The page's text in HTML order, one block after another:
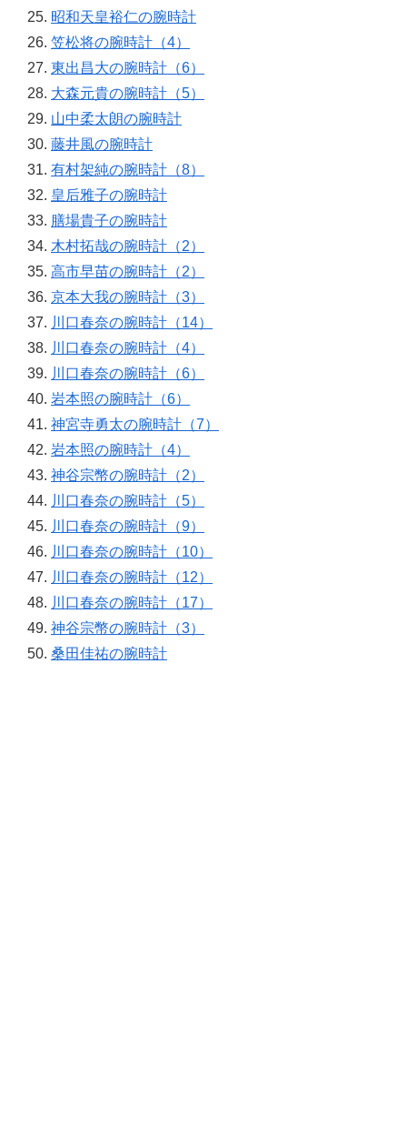
昭和天皇裕仁の腕時計
笠松将の腕時計（4）
東出昌大の腕時計（6）
大森元貴の腕時計（5）
山中柔太朗の腕時計
藤井風の腕時計
有村架純の腕時計（8）
皇后雅子の腕時計
膳場貴子の腕時計
木村拓哉の腕時計（2）
高市早苗の腕時計（2）
京本大我の腕時計（3）
川口春奈の腕時計（14）
川口春奈の腕時計（4）
川口春奈の腕時計（6）
岩本照の腕時計（6）
神宮寺勇太の腕時計（7）
岩本照の腕時計（4）
神谷宗幣の腕時計（2）
川口春奈の腕時計（5）
川口春奈の腕時計（9）
川口春奈の腕時計（10）
川口春奈の腕時計（12）
川口春奈の腕時計（17）
神谷宗幣の腕時計（3）
桑田佳祐の腕時計